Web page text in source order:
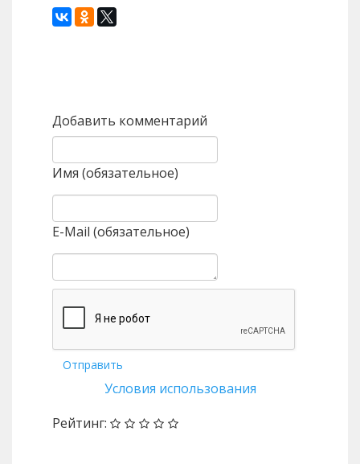
Добавить комментарий
Имя (обязательное)
E-Mail (обязательное)
Отправить
Условия использования
Рейтинг: